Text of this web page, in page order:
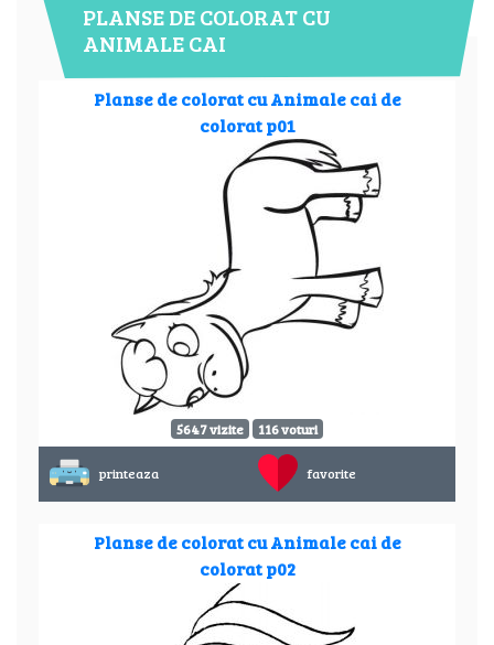
PLANSE DE COLORAT CU
ANIMALE CAI
Planse de colorat cu Animale cai de
colorat p01
5647 vizite 116 voturi
printeaza favorite
Planse de colorat cu Animale cai de
colorat p02